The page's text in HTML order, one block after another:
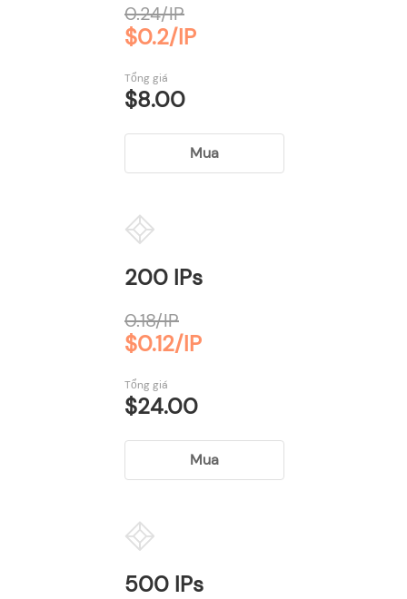
0.24/IP
$0.2/IP
Tổng giá
$8.00
Mua
200 IPs
0.18/IP
$0.12/IP
Tổng giá
$24.00
Mua
500 IPs